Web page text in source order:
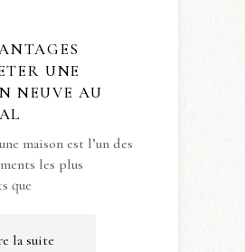
UNE
NEUVE AU
maison est l’un des
les plus
que
la suite